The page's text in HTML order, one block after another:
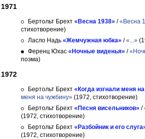
1971
Бертольт Брехт «Весна 1938» /«Весна
стихотворение)
Ласло Надь «Жемчужная юбка» /«...»
Ференц Юхас «Ночные виденья» /
поэма)
1972
Бертольт Брехт «Когда изгнали меня
меня на чужбину» (1972, стихотворение)
Бертольт Брехт «Песня висельников» /
(1972, стихотворение)
Бертольт Брехт «Разбойник и его
(1972, стихотворение)